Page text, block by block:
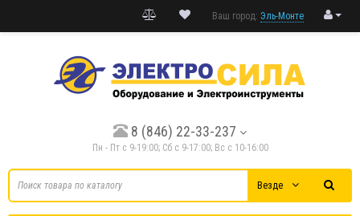
Ваш город: Эль-Монте
8 (846) 22-33-237
Пн - Пт с 9-19:00; Cб с 9-17:00; Вс с 10-16:00
Везде